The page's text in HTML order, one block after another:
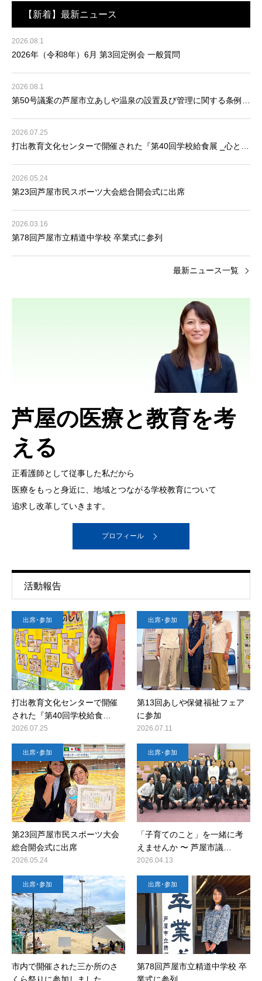
【新着】最新ニュース
2026.08.1
2026年（令和8年）6月 第3回定例会 一般質問
2026.08.1
第50号議案の芦屋市立あしや温泉の設置及び管理に関する条例を
2026.07.25
打出教育文化センターで開催された『第40回学校給食展 ⎯心と体
2026.05.24
第23回芦屋市民スポーツ大会総合開会式に出席
2026.03.16
第78回芦屋市立精道中学校 卒業式に参列
最新ニュース一覧
芦屋の医療と教育を考
える
正看護師として従事した私だから
医療をもっと身近に、地域とつながる学校教育について
追求し改革していきます。
プロフィール
活動報告
出席･参加
打出教育文化センターで開催
された『第40回学校給食…
2026.07.25
出席･参加
第13回あしや保健福祉フェア
に参加
2026.07.11
出席･参加
第23回芦屋市民スポーツ大会
総合開会式に出席
2026.05.24
出席･参加
「子育てのこと」を一緒に考
えませんか 〜 芦屋市議…
2026.04.13
出席･参加
市内で開催された三か所のさ
出席･参加
第78回芦屋市立精道中学校 卒